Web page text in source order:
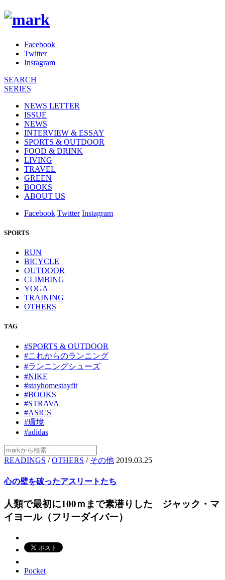
Facebook
Twitter
Instagram
SEARCH
SERIES
NEWS LETTER
ISSUE
NEWS
INTERVIEW & ESSAY
SPORTS & OUTDOOR
FOOD & DRINK
LIVING
TRAVEL
GREEN
BOOKS
ABOUT US
Facebook Twitter Instagram
SPORTS
RUN
BICYCLE
OUTDOOR
CLIMBING
YOGA
TRAINING
OTHERS
TAG
#SPORTS & OUTDOOR
#これからのランニング
#ランニングシューズ
#NIKE
#stayhomestayfit
#BOOKS
#STRAVA
#ASICS
#環境
#adidas
READINGS /OTHERS / その他 2019.03.25
心の壁を破ったアスリートたち
人類で最初に100ｍまで素潜りした ジャック・マ
イヨール（フリーダイバー）
Pocket